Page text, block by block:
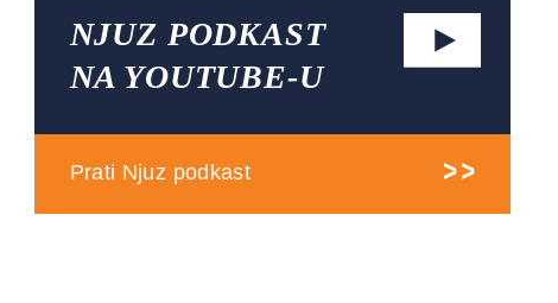
NJUZ PODKAST
NA YOUTUBE-U
Prati Njuz podkast